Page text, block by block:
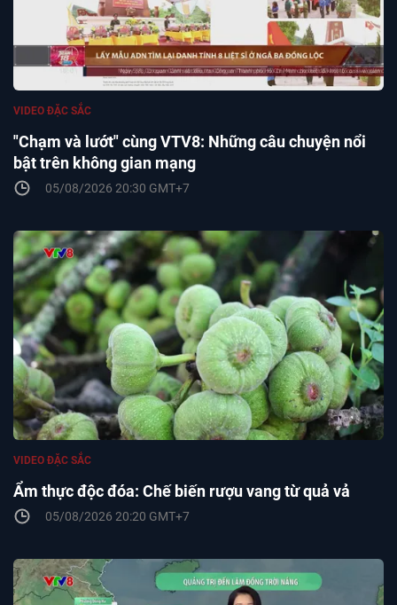
"Chạm và lướt" cùng VTV8: Những câu chuyện nổi
bật trên không gian mạng
VIDEO ĐẶC SẮC
05/08/2026 20:30 GMT+7
Ẩm thực độc đóa: Chế biến rượu vang từ quả vả
VIDEO ĐẶC SẮC
05/08/2026 20:20 GMT+7